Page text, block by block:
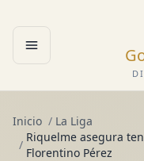
Abrir menú
Inicio / La Liga
/
Riquelme asegura
Florentino Pérez